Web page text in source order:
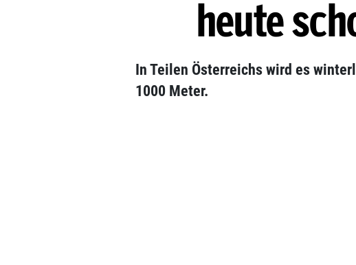
heute
In Teilen Österreichs wird es
1000 Meter.